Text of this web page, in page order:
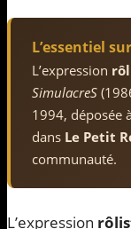
L’essentiel
L’expression
SimulacreS
1994, déposée
dans Le Petit
communauté.
L’expression